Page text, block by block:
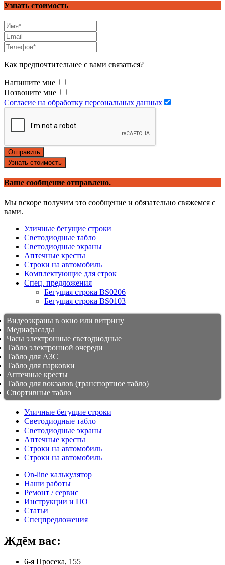
Узнать стоимость
Как предпочтительнее с вами связаться?
Напишите мне
Позвоните мне
Согласие на обработку персональных данных
Отправить
Узнать стоимость
Ваше сообщение отправлено.
Мы вскоре получим это сообщение и обязательно свяжемся с
вами.
Уличные бегущие строки
Светодиодные табло
Светодиодные экраны
Аптечные кресты
Строки на автомобиль
Комплектующие для строк
Спец. предложения
Бегущая строка BS0206
Бегущая строка BS0103
Видеоэкраны в окно или витрину
Медиафасады
Часы электронные светодиодные
Табло электронной очереди
Табло для АЗС
Табло для парковки
Аптечные кресты
Табло для вокзалов (транспортное табло)
Спортивные табло
Уличные бегущие строки
Светодиодные табло
Светодиодные экраны
Аптечные кресты
Строки на автомобиль
Строки на автомобиль
On-line калькулятор
Наши работы
Ремонт / сервис
Инструкции и ПО
Статьи
Спецпредложения
Ждём вас:
6-я Просека, 155